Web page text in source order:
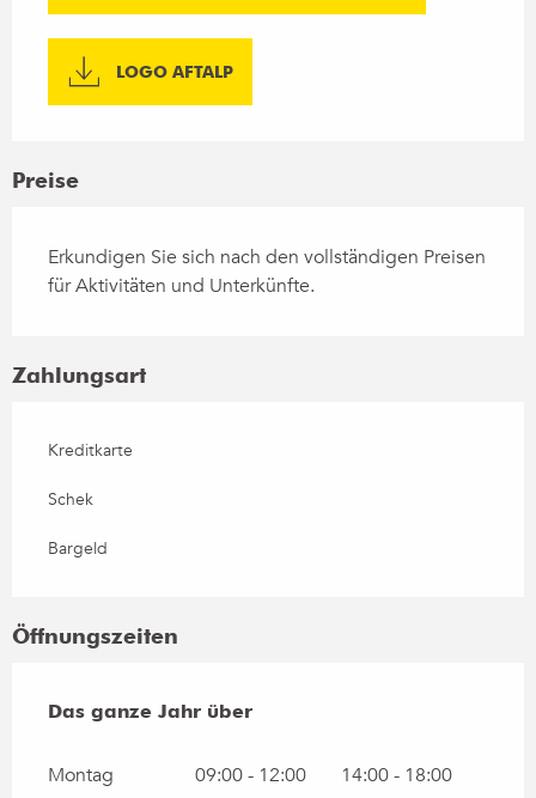
LOGO AFTALP
Preise
Erkundigen Sie sich nach den vollständigen Preisen
für Aktivitäten und Unterkünfte.
Zahlungsart
Kreditkarte
Schek
Bargeld
Öffnungszeiten
Das ganze Jahr über
Das ganze Jahr über
Montag 09:00 - 12:00 14:00 - 18:00